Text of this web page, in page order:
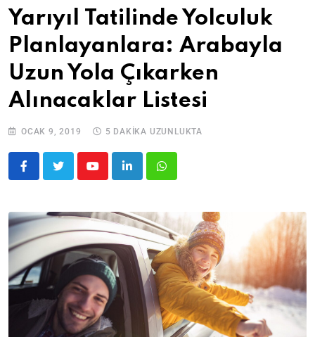
Yarıyıl Tatilinde Yolculuk
Planlayanlara: Arabayla
Uzun Yola Çıkarken
Alınacaklar Listesi
OCAK 9, 2019 5 DAKIKA UZUNLUKTA